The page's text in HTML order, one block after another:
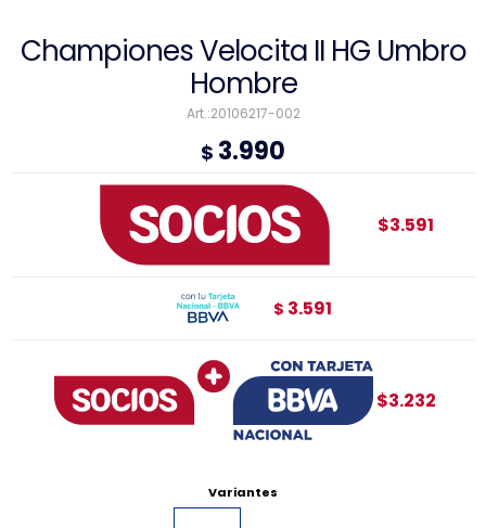
Championes Velocita II HG Umbro
Hombre
20106217-002
$ 3.990
$3.232
$3.591
$ 3.591
Variantes